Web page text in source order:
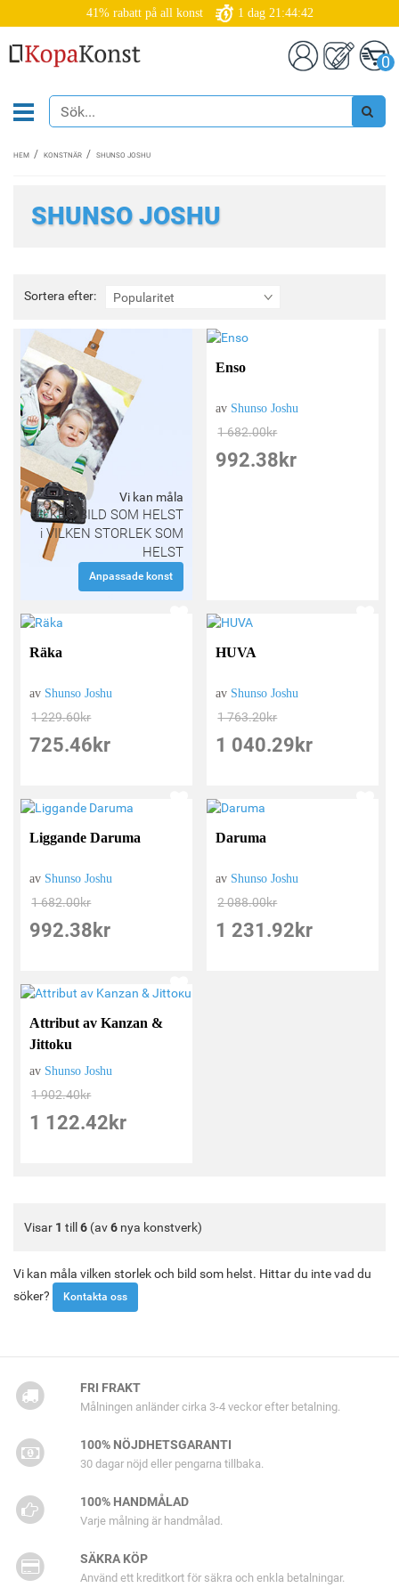
41% rabatt på all konst 1 dag 21:44:42
0
HEM KONSTNÄR SHUNSO JOSHU
SHUNSO JOSHU
Sortera efter: Popularitet
Sortera
efter:
Vi kan måla
VILKEN BILD SOM HELST
i VILKEN STORLEK SOM
HELST
Anpassade konst
Enso
av Shunso Joshu
1 682.00kr
992.38 kr
Räka
av Shunso Joshu
1 229.60kr
725.46 kr
HUVA
av Shunso Joshu
1 763.20kr
1 040.29 kr
Liggande Daruma
av Shunso Joshu
1 682.00kr
992.38 kr
Daruma
av Shunso Joshu
2 088.00kr
1 231.92 kr
Attribut av Kanzan &
Jittoku
av Shunso Joshu
1 902.40kr
1 122.42 kr
Visar 1 till 6 (av6 nya konstverk)
Vi kan måla vilken storlek och bild som helst. Hittar du inte vad du
söker?
Kontakta oss
FRI FRAKT
Målningen anländer cirka 3-4 veckor efter betalning.
100% NÖJDHETSGARANTI
30 dagar nöjd eller pengarna tillbaka.
100% HANDMÅLAD
Varje målning är handmålad.
SÄKRA KÖP
Använd ett kreditkort för säkra och enkla betalningar.